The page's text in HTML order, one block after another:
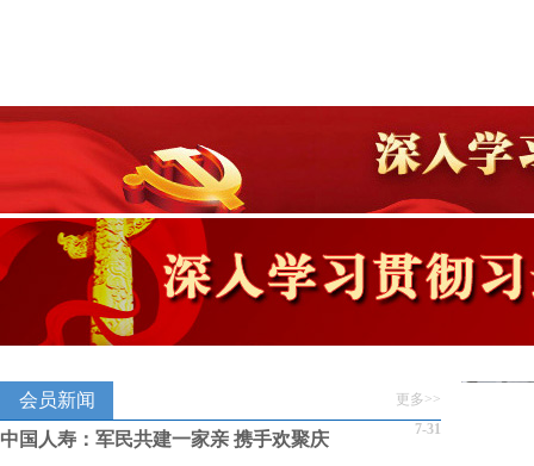
更多>>
会员新闻
中国人寿：军民共建一家亲 携手欢聚庆
7-31